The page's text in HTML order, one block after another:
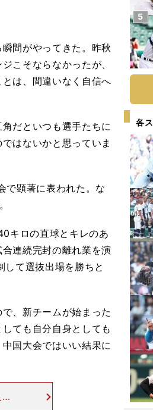
間がやってきた。昨秋
こそならなかったが、
は、間違いなく自信へ
だといつも選手たちに
はないかと思っていま
で顕著に表われた。な
キロの直球とキレのあ
連続完封の離れ業を演
て選抜出場を勝ちと
、新チームが始まった
ても自分自身としても
国大会ではいい結果に
5
各